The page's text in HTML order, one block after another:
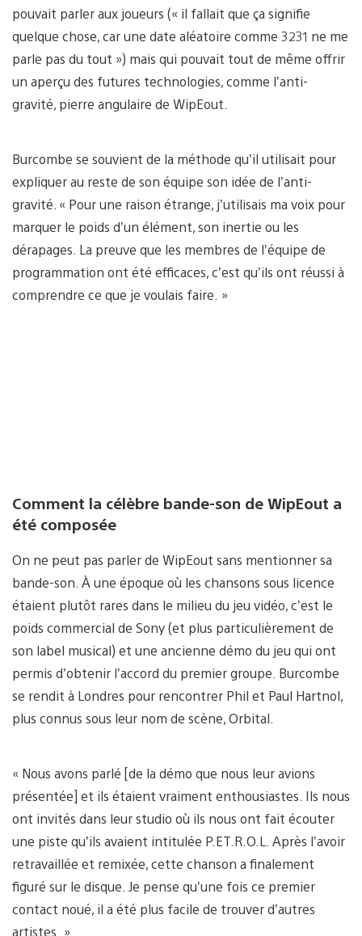
pouvait parler aux joueurs (« il fallait que ça signifie
quelque chose, car une date aléatoire comme 3231 ne me
parle pas du tout ») mais qui pouvait tout de même offrir
un aperçu des futures technologies, comme l’anti-
gravité, pierre angulaire de WipEout.
Burcombe se souvient de la méthode qu’il utilisait pour
expliquer au reste de son équipe son idée de l’anti-
gravité. « Pour une raison étrange, j’utilisais ma voix pour
marquer le poids d’un élément, son inertie ou les
dérapages. La preuve que les membres de l’équipe de
programmation ont été efficaces, c’est qu’ils ont réussi à
comprendre ce que je voulais faire. »
Comment la célèbre bande-son de WipEout a
été composée
On ne peut pas parler de WipEout sans mentionner sa
bande-son. À une époque où les chansons sous licence
étaient plutôt rares dans le milieu du jeu vidéo, c’est le
poids commercial de Sony (et plus particulièrement de
son label musical) et une ancienne démo du jeu qui ont
permis d’obtenir l’accord du premier groupe. Burcombe
se rendit à Londres pour rencontrer Phil et Paul Hartnol,
plus connus sous leur nom de scène, Orbital.
« Nous avons parlé [de la démo que nous leur avions
présentée] et ils étaient vraiment enthousiastes. Ils nous
ont invités dans leur studio où ils nous ont fait écouter
une piste qu’ils avaient intitulée P.ET.R.O.L. Après l’avoir
retravaillée et remixée, cette chanson a finalement
figuré sur le disque. Je pense qu’une fois ce premier
contact noué, il a été plus facile de trouver d’autres
artistes. »